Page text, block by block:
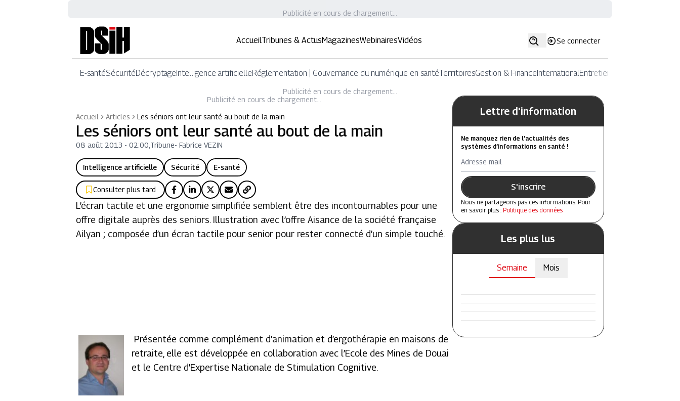
Publicité en cours de chargement...
AccueilTribunes & ActusMagazinesWebinairesVidéos Se connecter
E-santéSécuritéDécryptageIntelligence artificielleRéglementation | Gouvernance du numérique en santéTerritoiresGestion & FinanceInternationalEntretiens
Publicité en cours de chargement...
Publicité en cours de chargement...
Accueil
Articles Les séniors ont leur santé au bout de la main
Les séniors ont leur santé au bout de la main
08 août 2013 - 02:00 Tribune-Fabrice VEZIN
Intelligence artificielle Sécurité E-santé
Consulter plus tard
L’écran tactile et une ergonomie simplifiée semblent être des incontournables pour une
offre digitale auprès des seniors. Illustration avec l’offre Aisance de la société française
Ailyan ; composée d’un écran tactile pour senior pour rester connecté d’un simple touché.
Présentée comme complément d’animation et d’ergothérapie en maisons de
retraite, elle est développée en collaboration avec l’Ecole des Mines de Douai
et le Centre d’Expertise Nationale de Stimulation Cognitive.
Lettre d'information
Ne manquez rien de l’actualités des
systèmes d’informations en santé !
Adresse mail
S'inscrire
Nous ne partageons pas ces informations. Pour
en savoir plus : Politique des données
Les plus lus
Semaine Mois